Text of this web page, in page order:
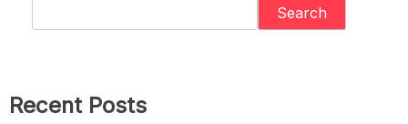
Search
Recent Posts